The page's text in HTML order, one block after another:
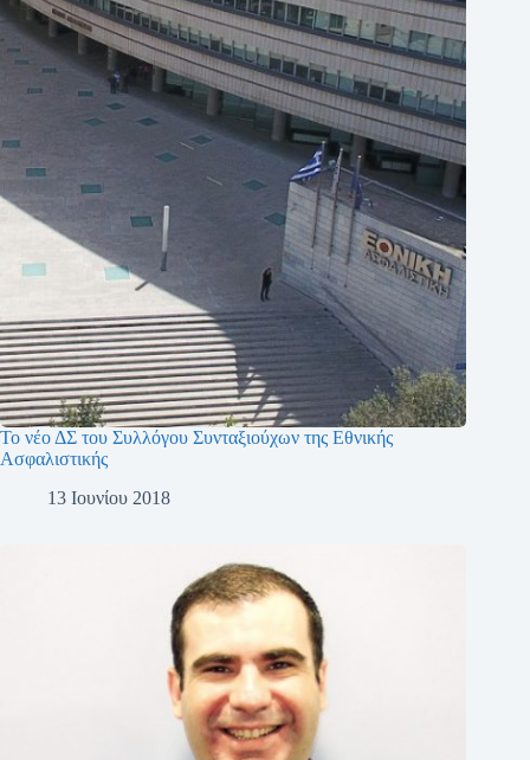
Το νέο ΔΣ του Συλλόγου Συνταξιούχων της Εθνικής
Ασφαλιστικής
13 Ιουνίου 2018